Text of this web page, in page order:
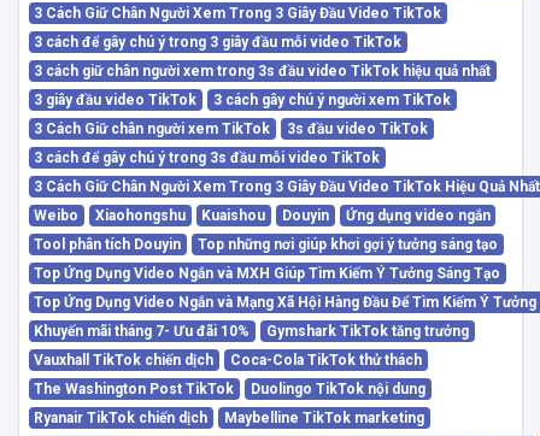
3 Cách Giữ Chân Người Xem Trong 3 Giây Đầu Video TikTok
3 cách để gây chú ý trong 3 giây đầu mỗi video TikTok
3 cách giữ chân người xem trong 3s đầu video TikTok hiệu quả nhất
3 giây đầu video TikTok
3 cách gây chú ý người xem TikTok
3 Cách Giữ chân người xem TikTok
3s đầu video TikTok
3 cách để gây chú ý trong 3s đầu mỗi video TikTok
3 Cách Giữ Chân Người Xem Trong 3 Giây Đầu Video TikTok Hiệu Quả Nhất
Weibo
Xiaohongshu Kuaishou Douyin
Ứng dụng video ngắn
Tool phân tích Douyin
Top những nơi giúp khơi gợi ý tưởng sáng tạo
Top Ứng Dụng Video Ngắn và MXH Giúp Tìm Kiếm Ý Tưởng Sáng Tạo
Top Ứng Dụng Video Ngắn và Mạng Xã Hội Hàng Đầu Để Tìm Kiếm Ý Tưởng
Khuyến mãi tháng 7- Ưu đãi 10%
Gymshark TikTok tăng trưởng
Vauxhall TikTok chiến dịch
Coca-Cola TikTok thử thách
The Washington Post TikTok
Duolingo TikTok nội dung
Ryanair TikTok chiến dịch
Maybelline TikTok marketing